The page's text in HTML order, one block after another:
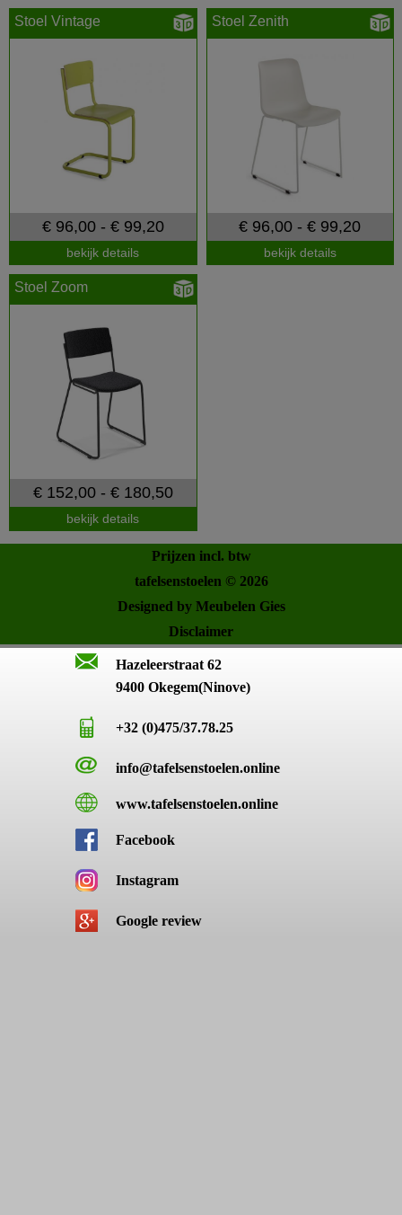
Stoel Vintage
€ 96,00 - € 99,20
bekijk details
Stoel Zenith
€ 96,00 - € 99,20
bekijk details
Stoel Zoom
€ 152,00 - € 180,50
bekijk details
Prijzen incl. btw
tafelsenstoelen © 2026
Designed by Meubelen Gies
Disclaimer
Hazeleerstraat 62
9400 Okegem(Ninove)
+32 (0)475/37.78.25
info@tafelsenstoelen.online
www.tafelsenstoelen.online
Facebook
Instagram
Google review